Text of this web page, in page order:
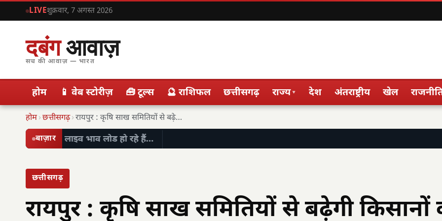
LIVEशुक्रवार, 7 अगस्त 2026
दबंगआवाज़
सच की आवाज़ — भारत
होम 📱 वेब स्टोरीज़ 🧰 टूल्स 🔮 राशिफल छत्तीसगढ़ राज्य▾ देश अंतराष्ट्रीय खेल
होम›छत्तीसगढ़› रायपुर : कृषि साख समितियों से बढ़ेगी किसानों…
बाज़ार लाइव भाव लोड हो रहे हैं…
छत्तीसगढ़
रायपुर : कृषि साख समितियों से बढ़ेगी किसानों